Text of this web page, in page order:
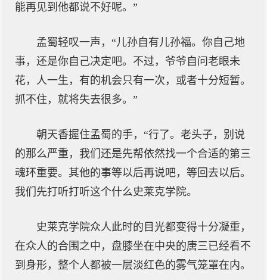
能再见到他都说不好呢。”
孟蜀轻叹一声，“儿孙自有儿孙福。你自己地
事，还是你自己决定吧。不过，爷爷自问老眼未
花，人一生，有的机会只有一次，或者十分短暂。
抓不住，就将失去很多。”
朝天香握住孟蜀的手，“行了。老头子，别说
的那么严重，我们还是先帮依然找一个合适的第三
魂环重要。其他的事等以后再说吧，等回去以后。
我们先打听打听这个什么史莱克学院。
史莱克学院众人此时的目光都变得十分凝重，
在众人的合围之中，盘膝坐在中央的唐三已经看不
到身形，整个人都被一层淡红色的雾气笼罩在内。